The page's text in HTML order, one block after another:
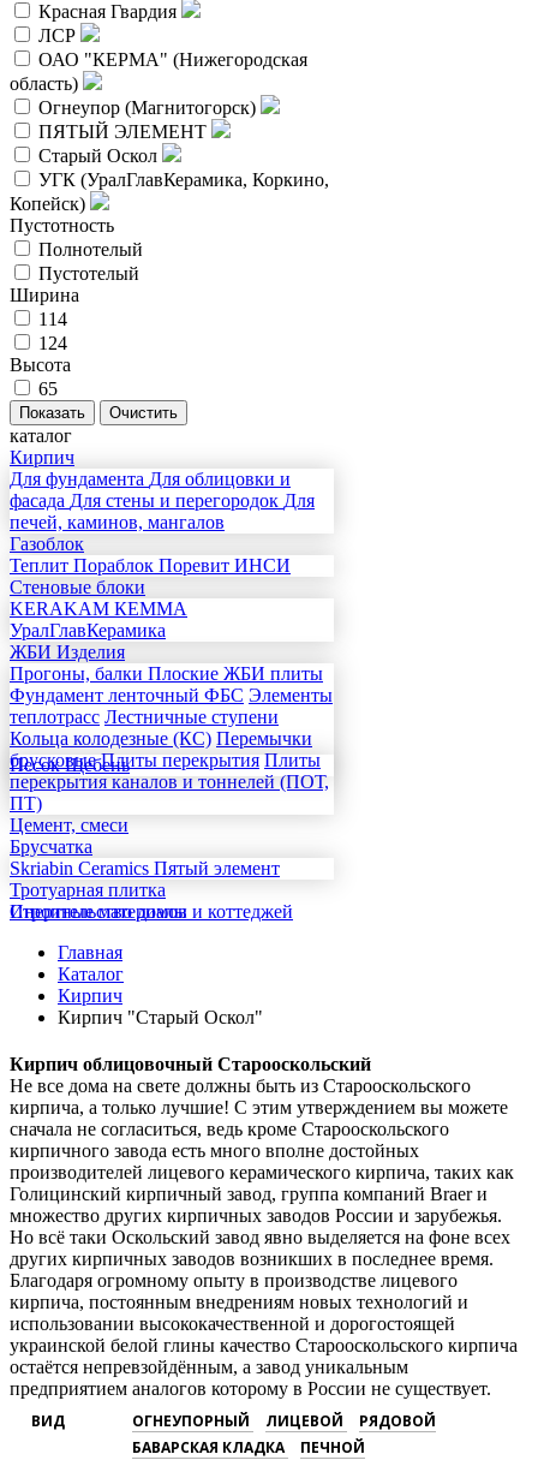
Красная Гвардия
ЛСР
ОАО "КЕРМА" (Нижегородская
область)
Огнеупор (Магнитогорск)
ПЯТЫЙ ЭЛЕМЕНТ
Старый Оскол
УГК (УралГлавКерамика, Коркино,
Копейск)
Пустотность
Полнотелый
Пустотелый
Ширина
114
124
Высота
65
каталог
Кирпич
Для фундамента Для облицовки и
фасада Для стены и перегородок Для
печей, каминов, мангалов
Газоблок
Теплит Пораблок Поревит ИНСИ
Стеновые блоки
KERAKAM КЕММА
УралГлавКерамика
ЖБИ Изделия
Прогоны, балки Плоские ЖБИ плиты
Фундамент ленточный ФБС Элементы
теплотрасс Лестничные ступени
Кольца колодезные (КС) Перемычки
брусковые Плиты перекрытия Плиты
перекрытия каналов и тоннелей (ПОТ,
ПТ)
Цемент, смеси
Брусчатка
Skriabin Ceramics Пятый элемент
Тротуарная плитка
Инертные материалы
ПесокЩебень
Строительство домов и коттеджей
Главная
Каталог
Кирпич
Кирпич "Старый Оскол"
Кирпич облицовочный Старооскольский
Не все дома на свете должны быть из Старооскольского
кирпича, а только лучшие! С этим утверждением вы можете
сначала не согласиться, ведь кроме Старооскольского
кирпичного завода есть много вполне достойных
производителей лицевого керамического кирпича, таких как
Голицинский кирпичный завод, группа компаний Braer и
множество других кирпичных заводов России и зарубежья.
Но всё таки Оскольский завод явно выделяется на фоне всех
других кирпичных заводов возникших в последнее время.
Благодаря огромному опыту в производстве лицевого
кирпича, постоянным внедрениям новых технологий и
использовании высококачественной и дорогостоящей
украинской белой глины качество Старооскольского кирпича
остаётся непревзойдённым, а завод уникальным
предприятием аналогов которому в России не существует.
ВИД
ОГНЕУПОРНЫЙ ЛИЦЕВОЙ
РЯДОВОЙ
БАВАРСКАЯ КЛАДКА
ПЕЧНОЙ